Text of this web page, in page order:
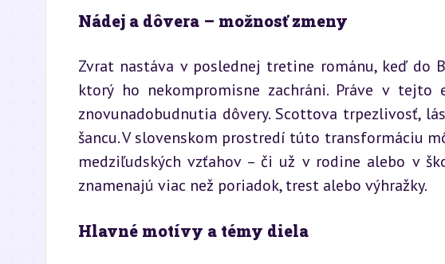
Nádej a dôvera – možnosť zmeny
Zvrat nastáva v poslednej tretine románu, keď do
ktorý ho nekompromisne zachráni. Práve v
znovunadobudnutia dôvery. Scottova trpezlivosť,
šancu. V slovenskom prostredí túto transformáciu
medziľudských vzťahov – či už v rodine alebo v
znamenajú viac než poriadok, trest alebo výhražky.
Hlavné motívy a témy diela